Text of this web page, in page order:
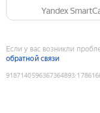
Yandex
Если у вас возникли
обратной связи
9187140596367364893: